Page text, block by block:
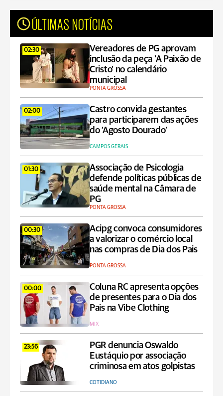
ÚLTIMAS NOTÍCIAS
02:30
Vereadores de PG aprovam
inclusão da peça 'A Paixão de
Cristo' no calendário
municipal
PONTA GROSSA
02:00
Castro convida gestantes
para participarem das ações
do ‘Agosto Dourado’
CAMPOS GERAIS
01:30
Associação de Psicologia
defende políticas públicas de
saúde mental na Câmara de
PG
PONTA GROSSA
00:30
Acipg convoca consumidores
a valorizar o comércio local
nas compras de Dia dos Pais
PONTA GROSSA
00:00
Coluna RC apresenta opções
de presentes para o Dia dos
Pais na Vibe Clothing
MIX
23:56
PGR denuncia Oswaldo
Eustáquio por associação
criminosa em atos golpistas
COTIDIANO